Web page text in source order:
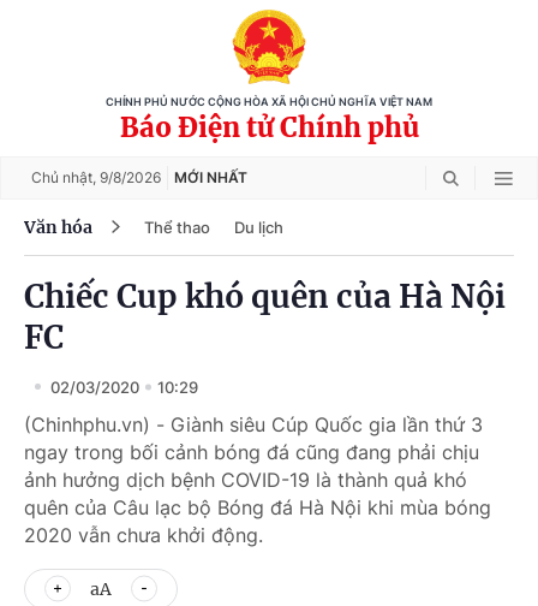
CHÍNH PHỦ NƯỚC CỘNG HÒA XÃ HỘI CHỦ NGHĨA VIỆT NAM
Báo Điện tử Chính phủ
Chủ nhật, 9/8/2026 MỚI NHẤT
Văn hóa Thể thao Du lịch
Chiếc Cup khó quên của Hà Nội
FC
02/03/2020 10:29
(Chinhphu.vn) - Giành siêu Cúp Quốc gia lần thứ 3
ngay trong bối cảnh bóng đá cũng đang phải chịu
ảnh hưởng dịch bệnh COVID-19 là thành quả khó
quên của Câu lạc bộ Bóng đá Hà Nội khi mùa bóng
2020 vẫn chưa khởi động.
aA